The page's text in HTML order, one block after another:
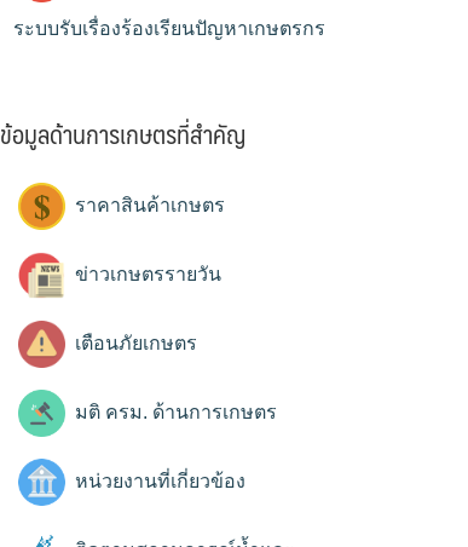
ระบบรับเรื่องร้องเรียนปัญหาเกษตรกร
ข้อมูลด้านการเกษตรที่สำคัญ
ราคาสินค้าเกษตร
ข่าวเกษตรรายวัน
เตือนภัยเกษตร
มติ ครม. ด้านการเกษตร
หน่วยงานที่เกี่ยวข้อง